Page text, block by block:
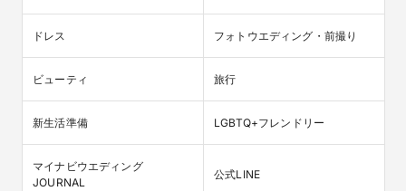
ドレス フォトウエディング・前撮り
ビューティ 旅行
新生活準備 LGBTQ+フレンドリー
マイナビウエディング
JOURNAL
公式LINE